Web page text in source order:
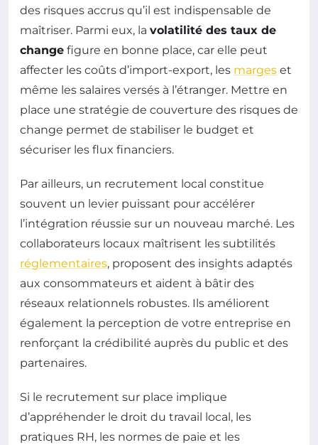
des risques accrus qu’il est indispensable de
maîtriser. Parmi eux, la volatilité des taux de
change figure en bonne place, car elle peut
affecter les coûts d’import-export, les marges et
même les salaires versés à l’étranger. Mettre en
place une stratégie de couverture des risques de
change permet de stabiliser le budget et
sécuriser les flux financiers.
Par ailleurs, un recrutement local constitue
souvent un levier puissant pour accélérer
l’intégration réussie sur un nouveau marché. Les
collaborateurs locaux maîtrisent les subtilités
réglementaires, proposent des insights adaptés
aux consommateurs et aident à bâtir des
réseaux relationnels robustes. Ils améliorent
également la perception de votre entreprise en
renforçant la crédibilité auprès du public et des
partenaires.
Si le recrutement sur place implique
d’appréhender le droit du travail local, les
pratiques RH, les normes de paie et les